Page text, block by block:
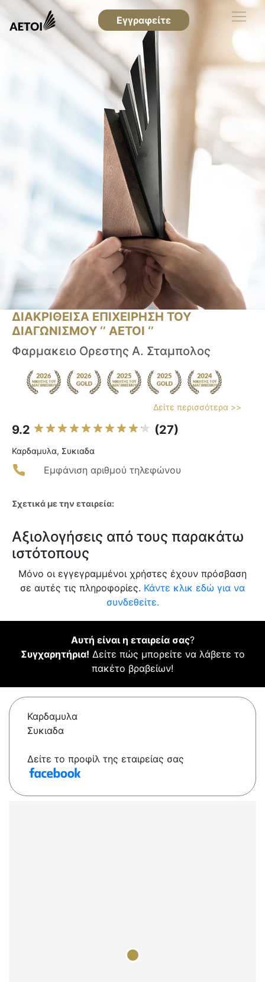
Εγγραφείτε
ΔΙΑΚΡΙΘΕΙΣΑ ΕΠΙΧΕΙΡΗΣΗ ΤΟΥ
ΔΙΑΓΩΝΙΣΜΟΥ ‘’ ΑΕΤΟΙ ‘’
Φαρμακειο Ορεστης Α. Σταμπολος
Δείτε περισσότερα >>
9.2 (27)
Καρδαμυλα, Συκιαδα
Εμφάνιση αριθμού τηλεφώνου
Σχετικά με την εταιρεία:
Αξιολογήσεις από τους παρακάτω
ιστότοπους
Μόνο οι εγγεγραμμένοι χρήστες έχουν πρόσβαση
σε αυτές τις πληροφορίες. Κάντε κλικ εδώ για να
συνδεθείτε.
Αυτή είναι η εταιρεία σας?
Συγχαρητήρια! Δείτε πώς μπορείτε να λάβετε το
πακέτο βραβείων!
Καρδαμυλα
Συκιαδα
Δείτε το προφίλ της εταιρείας σας